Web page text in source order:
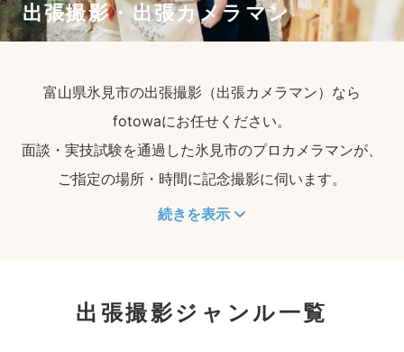
出張撮影・出張カメラマン
富山県氷見市の出張撮影（出張カメラマン）なら
fotowaにお任せください。
面談・実技試験を通過した氷見市のプロカメラマンが、
ご指定の場所・時間に記念撮影に伺います。
続きを表示
出張撮影ジャンル一覧